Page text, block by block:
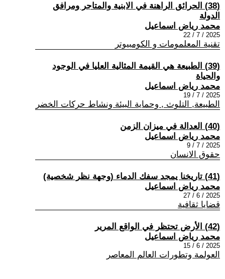
(38) الحرائق الراهنة في الابنية والمتاجر ومرافق
الدولة
محمد رياض اسماعيل
2025 / 7 / 22
تقنية المعلمومات و الكومبيوتر
(39) الطبيعة هي القيمة المثالية العليا في الوجود
والحياة
محمد رياض اسماعيل
2025 / 7 / 19
الطبيعة, التلوث , وحماية البيئة ونشاط حركات الخضر
(40) العدالة في ميزان الزمن
محمد رياض اسماعيل
2025 / 7 / 9
حقوق الانسان
(41) تاريخنا يمجد سفك الدماء (وجهة نظر شخصية)
محمد رياض اسماعيل
2025 / 6 / 27
قضايا ثقافية
(42) الأرض تحتظر في الواقع المرير
محمد رياض اسماعيل
2025 / 6 / 15
العولمة وتطورات العالم المعاصر